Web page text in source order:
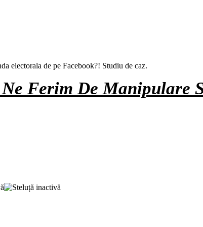
electorala de pe Facebook?! Studiu de caz.
Ferim De Manipulare